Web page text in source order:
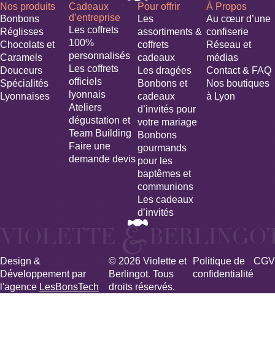
Nos produits
Bonbons
Réglisses
Chocolats et
Caramels
Douceurs
Spécialités
Lyonnaises
Cadeaux
d’entreprise
Les coffrets
100%
personnalisés
Les coffrets
officiels
lyonnais
Ateliers
dégustation et
Team Building
Faire une
demande devis
Pour offrir
Les
assortiments &
coffrets
cadeaux
Les dragées
Bonbons et
cadeaux
d’invités pour
votre mariage​
Bonbons
gourmands
pour les
baptêmes et
communions
Les cadeaux
d’invités
À Propos
Au cœur d’une
confiserie
Réseau et
médias
Contact & FAQ
Nos boutiques
à Lyon
Design &
Développement par
l'agence LesBonsTech
© 2026 Violette et
Berlingot. Tous
droits réservés.
Politique de
confidentialité
CGV